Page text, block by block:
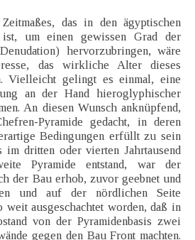
das in den ägyptischen
um einen gewissen Grad der
hervorzubringen, wäre
das wirkliche Alter dieses
Vielleicht gelingt es einmal, eine
an der Hand hieroglyphischer
An diesen Wunsch anknüpfend,
Pyramide gedacht, in deren
Bedingungen erfüllt zu sein
im dritten oder vierten Jahrtausend
Pyramide entstand, war der
der Bau erhob, zuvor geebnet und
und auf der nördlichen Seite
weit ausgeschachtet worden, daß in
von der Pyramidenbasis zwei
gegen den Bau Front machten.